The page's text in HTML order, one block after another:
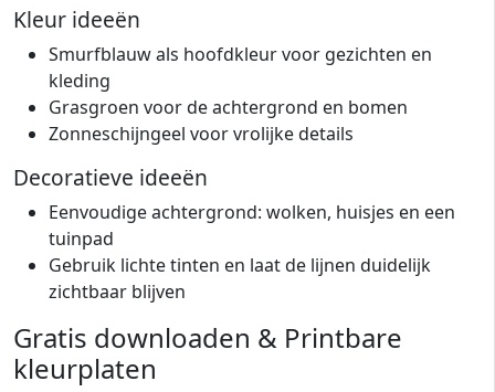
Kleur ideeën
Smurfblauw als hoofdkleur voor gezichten en
kleding
Grasgroen voor de achtergrond en bomen
Zonneschijngeel voor vrolijke details
Decoratieve ideeën
Eenvoudige achtergrond: wolken, huisjes en een
tuinpad
Gebruik lichte tinten en laat de lijnen duidelijk
zichtbaar blijven
Gratis downloaden & Printbare
kleurplaten